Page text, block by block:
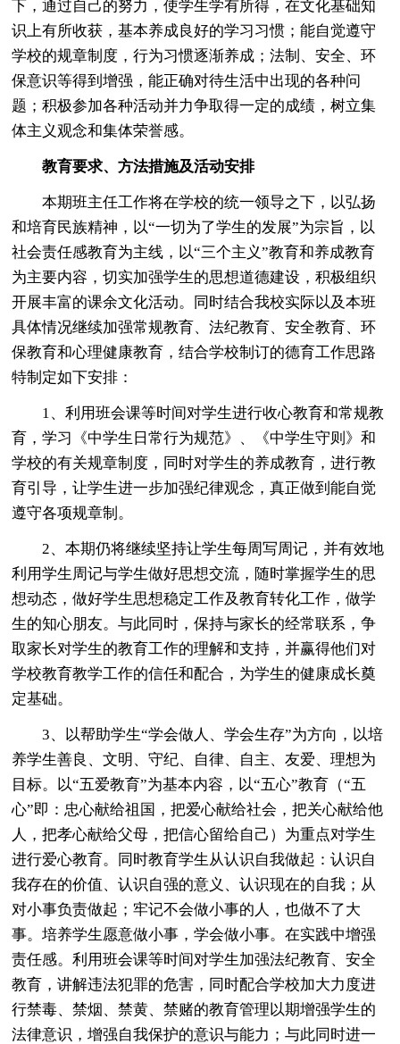
下，通过自己的努力，使学生学有所得，在文化基础知
识上有所收获，基本养成良好的学习习惯；能自觉遵守
学校的规章制度，行为习惯逐渐养成；法制、安全、环
保意识等得到增强，能正确对待生活中出现的各种问
题；积极参加各种活动并力争取得一定的成绩，树立集
体主义观念和集体荣誉感。
教育要求、方法措施及活动安排
本期班主任工作将在学校的统一领导之下，以弘扬
和培育民族精神，以“一切为了学生的发展”为宗旨，以
社会责任感教育为主线，以“三个主义”教育和养成教育
为主要内容，切实加强学生的思想道德建设，积极组织
开展丰富的课余文化活动。同时结合我校实际以及本班
具体情况继续加强常规教育、法纪教育、安全教育、环
保教育和心理健康教育，结合学校制订的德育工作思路
特制定如下安排：
1、利用班会课等时间对学生进行收心教育和常规教
育，学习《中学生日常行为规范》、《中学生守则》和
学校的有关规章制度，同时对学生的养成教育，进行教
育引导，让学生进一步加强纪律观念，真正做到能自觉
遵守各项规章制。
2、本期仍将继续坚持让学生每周写周记，并有效地
利用学生周记与学生做好思想交流，随时掌握学生的思
想动态，做好学生思想稳定工作及教育转化工作，做学
生的知心朋友。与此同时，保持与家长的经常联系，争
取家长对学生的教育工作的理解和支持，并赢得他们对
学校教育教学工作的信任和配合，为学生的健康成长奠
定基础。
3、以帮助学生“学会做人、学会生存”为方向，以培
养学生善良、文明、守纪、自律、自主、友爱、理想为
目标。以“五爱教育”为基本内容，以“五心”教育（“五
心”即：忠心献给祖国，把爱心献给社会，把关心献给他
人，把孝心献给父母，把信心留给自己）为重点对学生
进行爱心教育。同时教育学生从认识自我做起：认识自
我存在的价值、认识自强的意义、认识现在的自我；从
对小事负责做起；牢记不会做小事的人，也做不了大
事。培养学生愿意做小事，学会做小事。在实践中增强
责任感。利用班会课等时间对学生加强法纪教育、安全
教育，讲解违法犯罪的危害，同时配合学校加大力度进
行禁毒、禁烟、禁黄、禁赌的教育管理以期增强学生的
法律意识，增强自我保护的意识与能力；与此同时进一